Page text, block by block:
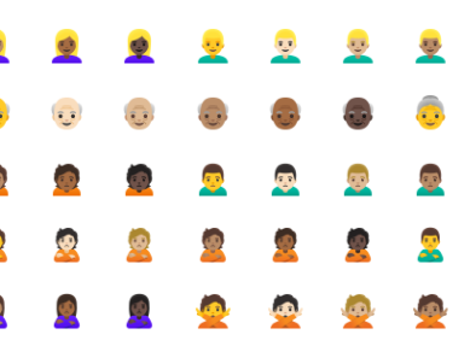
👱🏾‍♀️ 👱🏿‍♀️ 👱‍♂️ 👱🏻‍♂️ 👱🏼‍♂️ 👱🏽‍♂️
👴🏻 👴🏼 👴🏽 👴🏾 👴🏿 👵
🙍🏾 🙍🏿 🙍‍♂️ 🙍🏻‍♂️ 🙍🏼‍♂️ 🙍🏽‍♂️
🙎🏻 🙎🏼 🙎🏽 🙎🏾 🙎🏿 🙎‍♂️
🙎🏾‍♀️ 🙎🏿‍♀️ 🙅 🙅🏻 🙅🏼 🙅🏽